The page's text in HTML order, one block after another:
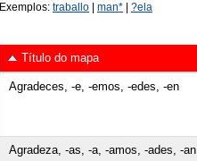
Exemplos: traballo man* ?ela
Título do mapa
Agradeces, -e, -emos, -edes, -en
Agradeza, -as, -a, -amos, -ades, -an